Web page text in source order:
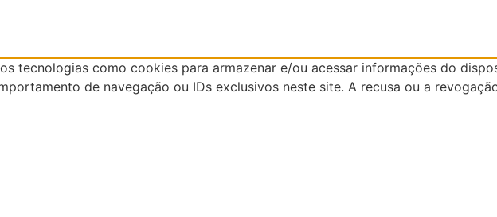
tecnologias como cookies para armazenar e/ou acessar informações do
de navegação ou IDs exclusivos neste site. A recusa ou a